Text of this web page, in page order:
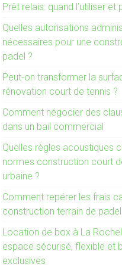
Prêt relais: quand l’utiliser et
Quelles autorisations
nécessaires pour une
padel ?
Peut-on transformer la
rénovation court de tennis ?
Comment négocier des
dans un bail commercial
Quelles règles acoustiques
normes construction court
urbaine ?
Comment repérer les frais
construction terrain de
Location de box à La
espace sécurisé, flexible et
exclusives